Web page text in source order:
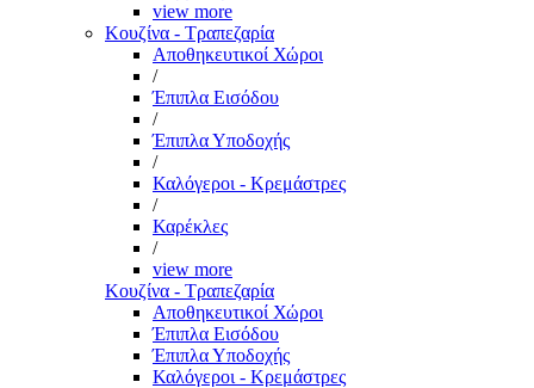
view more
Κουζίνα - Τραπεζαρία
Αποθηκευτικοί Χώροι
/
Έπιπλα Εισόδου
/
Έπιπλα Υποδοχής
/
Καλόγεροι - Κρεμάστρες
/
Καρέκλες
/
view more
Κουζίνα - Τραπεζαρία
Αποθηκευτικοί Χώροι
Έπιπλα Εισόδου
Έπιπλα Υποδοχής
Καλόγεροι - Κρεμάστρες